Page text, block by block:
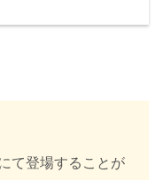
て登場することが